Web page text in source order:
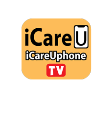
content